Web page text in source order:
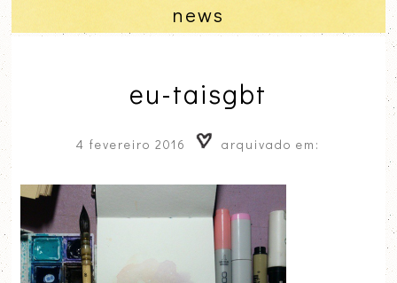
news
eu-taisgbt
4 fevereiro 2016 arquivado em: